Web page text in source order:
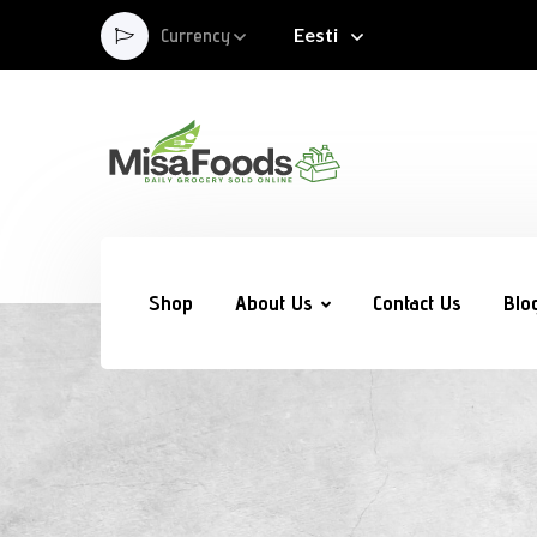
Currency Eesti
Shop About Us Contact Us